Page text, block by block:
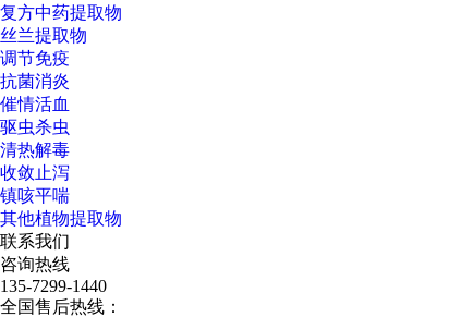
复方中药提取物
丝兰提取物
调节免疫
抗菌消炎
催情活血
驱虫杀虫
清热解毒
收敛止泻
镇咳平喘
其他植物提取物
联系我们
咨询热线
135-7299-1440
全国售后热线：